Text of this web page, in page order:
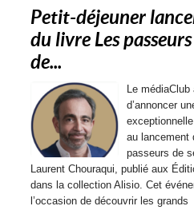
Petit-déjeuner
du livre Les
de...
Le
d’annoncer
au lancement
passeurs de
Laurent Chouraqui, publié aux
dans la collection Alisio. Cet
l’occasion de découvrir les grands